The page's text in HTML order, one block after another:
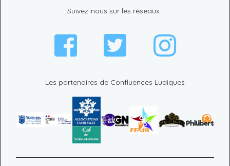
Les partenaires de Confluences Ludiques
Suivez-nous sur les réseaux :